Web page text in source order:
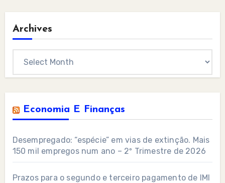
Archives
Economia E Finanças
Desempregado: “espécie” em vias de extinção. Mais
150 mil empregos num ano – 2º Trimestre de 2026
Prazos para o segundo e terceiro pagamento de IMI